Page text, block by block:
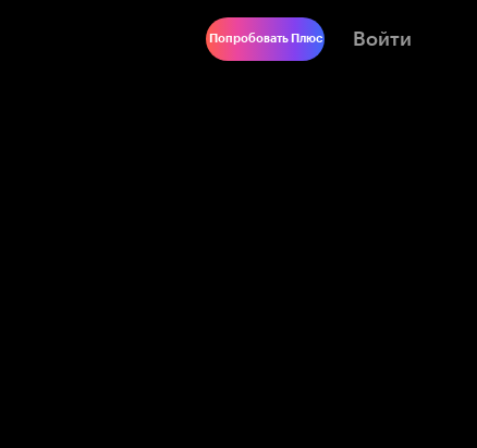
Попробовать Плюс Войти